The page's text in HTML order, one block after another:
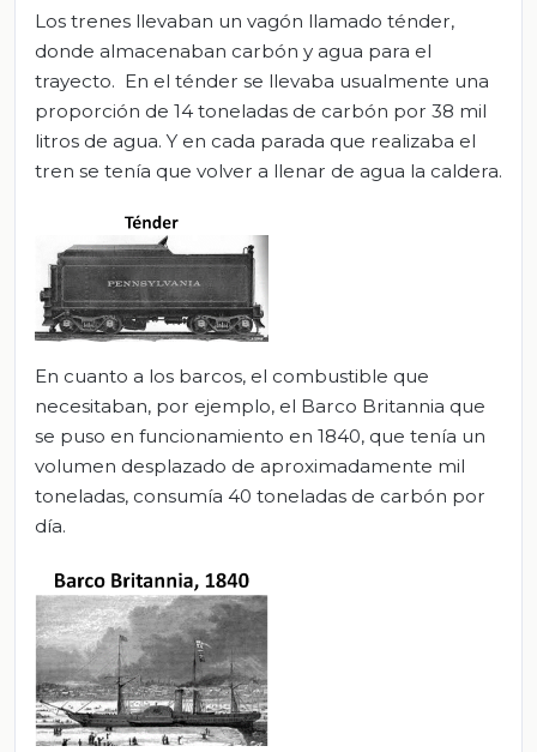
Los trenes llevaban un vagón llamado ténder,
donde almacenaban carbón y agua para el
trayecto. En el ténder se llevaba usualmente una
proporción de 14 toneladas de carbón por 38 mil
litros de agua. Y en cada parada que realizaba el
tren se tenía que volver a llenar de agua la caldera.
En cuanto a los barcos, el combustible que
necesitaban, por ejemplo, el Barco Britannia que
se puso en funcionamiento en 1840, que tenía un
volumen desplazado de aproximadamente mil
toneladas, consumía 40 toneladas de carbón por
día.